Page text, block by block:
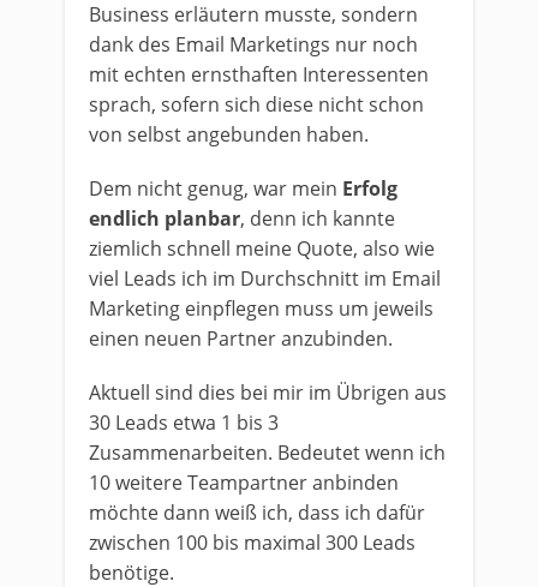
Business erläutern musste, sondern
dank des Email Marketings nur noch
mit echten ernsthaften Interessenten
sprach, sofern sich diese nicht schon
von selbst angebunden haben.
Dem nicht genug, war mein Erfolg
endlich planbar, denn ich kannte
ziemlich schnell meine Quote, also wie
viel Leads ich im Durchschnitt im Email
Marketing einpflegen muss um jeweils
einen neuen Partner anzubinden.
Aktuell sind dies bei mir im Übrigen aus
30 Leads etwa 1 bis 3
Zusammenarbeiten. Bedeutet wenn ich
10 weitere Teampartner anbinden
möchte dann weiß ich, dass ich dafür
zwischen 100 bis maximal 300 Leads
benötige.